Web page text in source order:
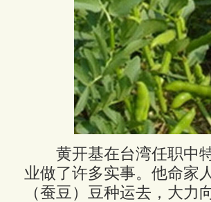
黄开基在台湾任职中特
业做了许多实事。他命家
（蚕豆）豆种运去，大